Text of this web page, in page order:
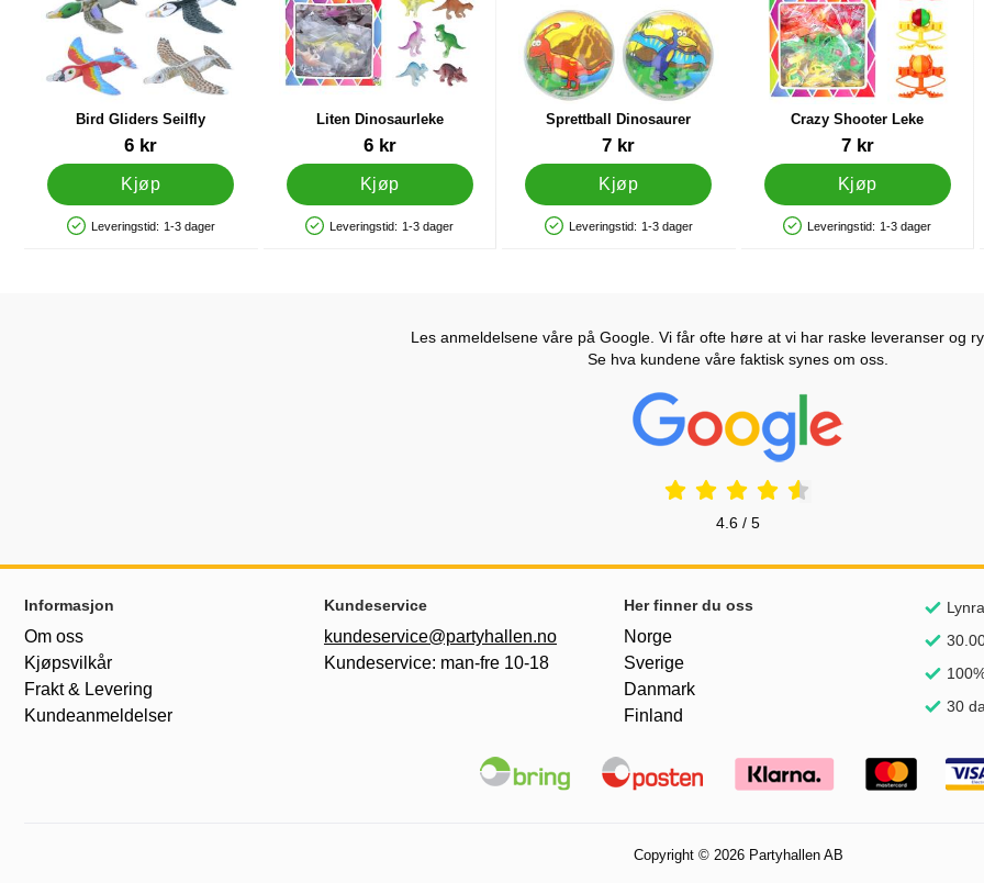
Bird Gliders Seilfly
Varenummer 35807
6 kr
Kjøp
Produkttilgjengelighet: På lager
Leveringstid: 1-3 dager
Liten Dinosaurleke
Varenummer 32753
6 kr
Kjøp
Produkttilgjengelighet: På lager
Leveringstid: 1-3 dager
Sprettball Dinosaurer
Varenummer 44250
7 kr
Kjøp
Produkttilgjengelighet: På lager
Leveringstid: 1-3 dager
Crazy Shooter Leke
Varenummer 32758
7 kr
Kjøp
Produkttilgjengelighet: På lager
Leveringstid: 1-3 dager
Les anmeldelsene våre på Google. Vi får ofte høre at vi har raske leveranser og
Se hva kundene våre faktisk synes om oss.
Prisjakt Vurdering: 4.6 Stjerne
4.6 / 5
Footer-innhold Blandet informasjon og lenker
Informasjon
Om oss
Kjøpsvilkår
Frakt & Levering
Kundeanmeldelser
Kundeservice
kundeservice@partyhallen.no
Kundeservice: man-fre 10-18
Her finner du oss
Norge
Sverige
Danmark
Finland
30
Copyright © 2026 Partyhallen AB